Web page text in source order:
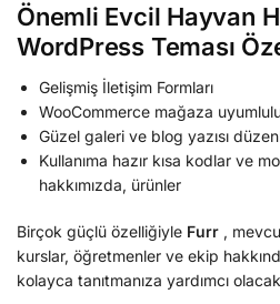
Önemli Evcil Hayvan
WordPress Teması
Gelişmiş İletişim Formları
WooCommerce mağaza
Güzel galeri ve blog yazısı
Kullanıma hazır kısa kodlar ve
hakkımızda, ürünler
Birçok güçlü özelliğiyle Furr ,
kurslar, öğretmenler ve ekip
kolayca tanıtmanıza yardımcı